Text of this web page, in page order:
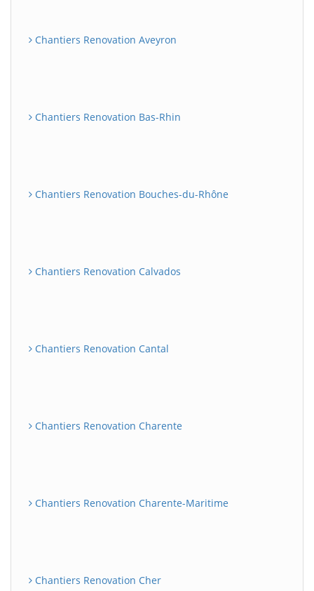
Chantiers Renovation Aveyron
Chantiers Renovation Bas-Rhin
Chantiers Renovation Bouches-du-Rhône
Chantiers Renovation Calvados
Chantiers Renovation Cantal
Chantiers Renovation Charente
Chantiers Renovation Charente-Maritime
Chantiers Renovation Cher